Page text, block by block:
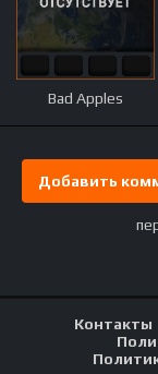
Bad Apples
Добавить
Контакты